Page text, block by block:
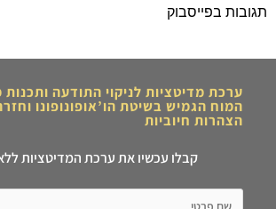
תגובות בפייסבוק
ערכת מדיטציות לניקוי התודעה
המוח הגמיש בשיטת הו’אופונופונו
הצהרות חיוביות
קבלו עכשיו את ערכת המדיטציות